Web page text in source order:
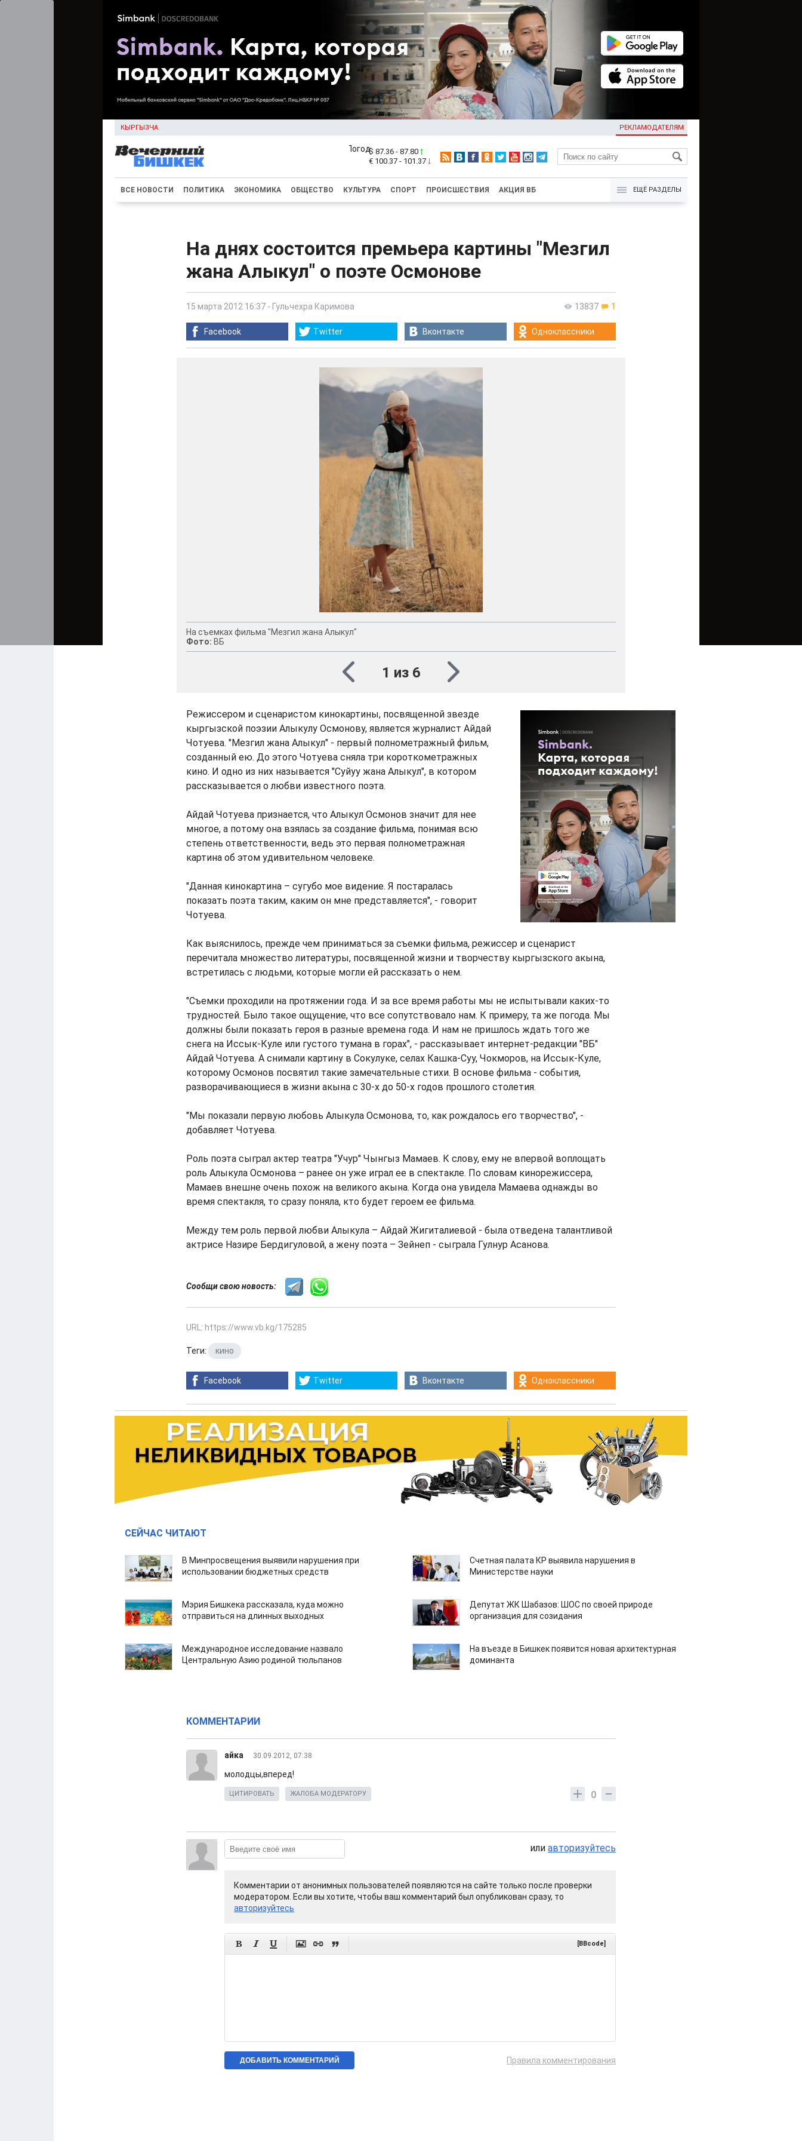
КЫРГЫЗЧА РЕКЛАМОДАТЕЛЯМ
KG
$ 87.36 - 87.80
€ 100.37 - 101.37
ВСЕ НОВОСТИ ПОЛИТИКА ЭКОНОМИКА ОБЩЕСТВО КУЛЬТУРА СПОРТ ПРОИСШЕСТВИЯ АКЦИЯ ВБ ЕЩЁ РАЗДЕЛЫ
На днях состоится премьера картины "Мезгил
жана Алыкул" о поэте Осмонове
13837 1
15 марта 2012 16:37 - Гульчехра Каримова
Facebook Twitter Вконтакте Одноклассники
На съемках фильма "Мезгил жана Алыкул"
Фото: ВБ
1 из 6
Режиссером и сценаристом кинокартины, посвященной звезде
кыргызской поэзии Алыкулу Осмонову, является журналист Айдай
Чотуева. "Мезгил жана Алыкул" - первый полнометражный фильм,
созданный ею. До этого Чотуева сняла три короткометражных
кино. И одно из них называется "Суйуу жана Алыкул", в котором
рассказывается о любви известного поэта.
Айдай Чотуева признается, что Алыкул Осмонов значит для нее
многое, а потому она взялась за создание фильма, понимая всю
степень ответственности, ведь это первая полнометражная
картина об этом удивительном человеке.
"Данная кинокартина – сугубо мое видение. Я постаралась
показать поэта таким, каким он мне представляется", - говорит
Чотуева.
Как выяснилось, прежде чем приниматься за съемки фильма, режиссер и сценарист
перечитала множество литературы, посвященной жизни и творчеству кыргызского акына,
встретилась с людьми, которые могли ей рассказать о нем.
"Съемки проходили на протяжении года. И за все время работы мы не испытывали каких-то
трудностей. Было такое ощущение, что все сопутствовало нам. К примеру, та же погода. Мы
должны были показать героя в разные времена года. И нам не пришлось ждать того же
снега на Иссык-Куле или густого тумана в горах", - рассказывает интернет-редакции "ВБ"
Айдай Чотуева. А снимали картину в Сокулуке, селах Кашка-Суу, Чокморов, на Иссык-Куле,
которому Осмонов посвятил такие замечательные стихи. В основе фильма - события,
разворачивающиеся в жизни акына с 30-х до 50-х годов прошлого столетия.
"Мы показали первую любовь Алыкула Осмонова, то, как рождалось его творчество", -
добавляет Чотуева.
Роль поэта сыграл актер театра "Учур" Чынгыз Мамаев. К слову, ему не впервой воплощать
роль Алыкула Осмонова – ранее он уже играл ее в спектакле. По словам кинорежиссера,
Мамаев внешне очень похож на великого акына. Когда она увидела Мамаева однажды во
время спектакля, то сразу поняла, кто будет героем ее фильма.
Между тем роль первой любви Алыкула – Айдай Жигиталиевой - была отведена талантливой
актрисе Назире Бердигуловой, а жену поэта – Зейнеп - сыграла Гулнур Асанова.
Сообщи свою новость:
URL: https://www.vb.kg/175285
Теги: кино
Facebook Twitter Вконтакте Одноклассники
СЕЙЧАС ЧИТАЮТ
В Минпросвещения выявили нарушения при
использовании бюджетных средств
Счетная палата КР выявила нарушения в
Министерстве науки
Мэрия Бишкека рассказала, куда можно
отправиться на длинных выходных
Депутат ЖК Шабазов: ШОС по своей природе
организация для созидания
Международное исследование назвало
Центральную Азию родиной тюльпанов
На въезде в Бишкек появится новая архитектурная
доминанта
КОММЕНТАРИИ
айка 30.09.2012, 07:38
молодцы,вперед!
0
ЦИТИРОВАТЬ ЖАЛОБА МОДЕРАТОРУ
или авторизуйтесь
Комментарии от анонимных пользователей появляются на сайте только после проверки
модератором. Если вы хотите, чтобы ваш комментарий был опубликован сразу, то
авторизуйтесь
      [BBcode]
Правила комментирования